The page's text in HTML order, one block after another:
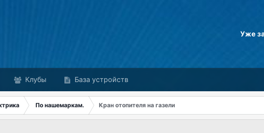
Уже
Клубы База устройств
По нашемаркам. Кран отопителя на газели